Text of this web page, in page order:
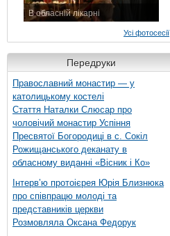
В обласній лікарні
Усі фотосесії
Передруки
Православний монастир — у
католицькому костелі
Стаття Наталки Слюсар про
чоловічий монастир Успіння
Пресвятої Богородиці в с. Сокіл
Рожищанського деканату в
обласному виданні «Вісник і Ко»
Інтерв’ю протоієрея Юрія Близнюка
про співпрацю молоді та
представників церкви
Розмовляла Оксана Федорук